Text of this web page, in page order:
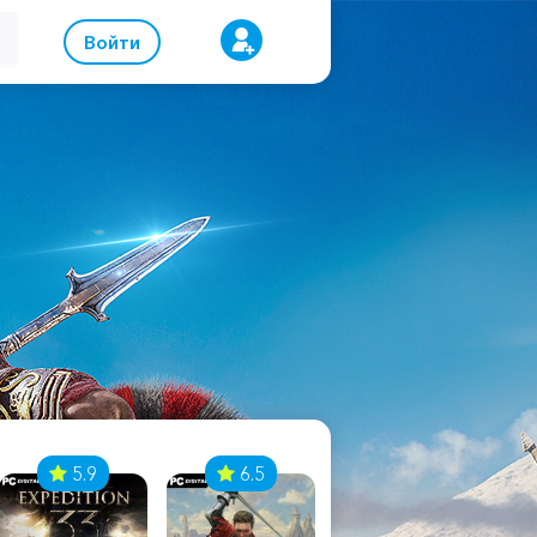
Войти
5.9 6.5 8.1